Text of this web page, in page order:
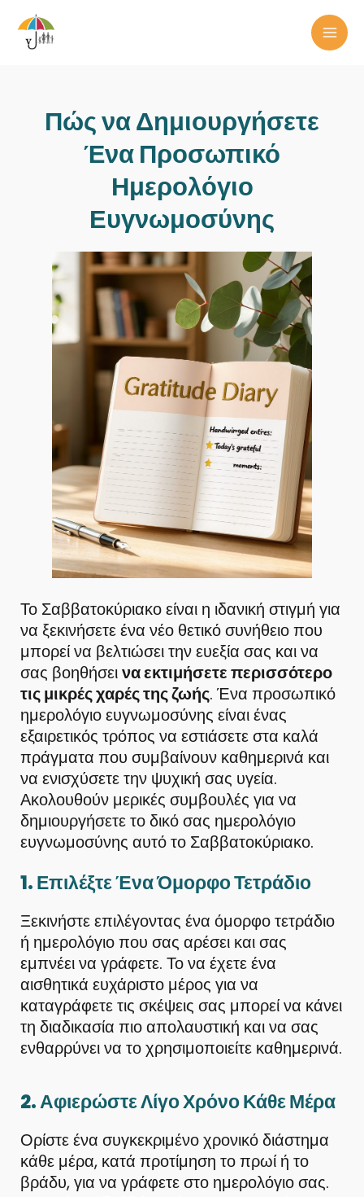
content
Πώς να Δημιουργήσετε
Ένα Προσωπικό
Ημερολόγιο
Ευγνωμοσύνης
Το Σαββατοκύριακο είναι η ιδανική στιγμή για
να ξεκινήσετε ένα νέο θετικό συνήθειο που
μπορεί να βελτιώσει την ευεξία σας και να
σας βοηθήσεινα εκτιμήσετε περισσότερο
τις μικρές χαρές της ζωής. Ένα προσωπικό
ημερολόγιο ευγνωμοσύνης είναι ένας
εξαιρετικός τρόπος να εστιάσετε στα καλά
πράγματα που συμβαίνουν καθημερινά και
να ενισχύσετε την ψυχική σας υγεία.
Ακολουθούν μερικές συμβουλές για να
δημιουργήσετε το δικό σας ημερολόγιο
ευγνωμοσύνης αυτό το Σαββατοκύριακο.
1. Επιλέξτε Ένα Όμορφο Τετράδιο
Ξεκινήστε επιλέγοντας ένα όμορφο τετράδιο
ή ημερολόγιο που σας αρέσει και σας
εμπνέει να γράφετε. Το να έχετε ένα
αισθητικά ευχάριστο μέρος για να
καταγράφετε τις σκέψεις σας μπορεί να κάνει
τη διαδικασία πιο απολαυστική και να σας
ενθαρρύνει να το χρησιμοποιείτε καθημερινά.
2. Αφιερώστε Λίγο Χρόνο Κάθε Μέρα
Ορίστε ένα συγκεκριμένο χρονικό διάστημα
κάθε μέρα, κατά προτίμηση το πρωί ή το
βράδυ, για να γράφετε στο ημερολόγιο σας.